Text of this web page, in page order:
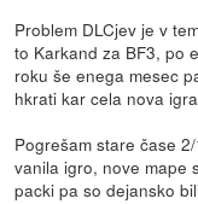
Problem DLCjev je v
to Karkand za BF3, po
roku še enega mesec
hkrati kar cela nova
Pogrešam stare čase
vanila igro, nove mape
packi pa so dejansko